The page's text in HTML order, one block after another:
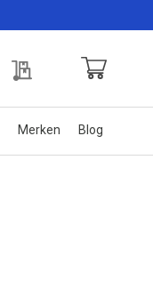
Merken Blog